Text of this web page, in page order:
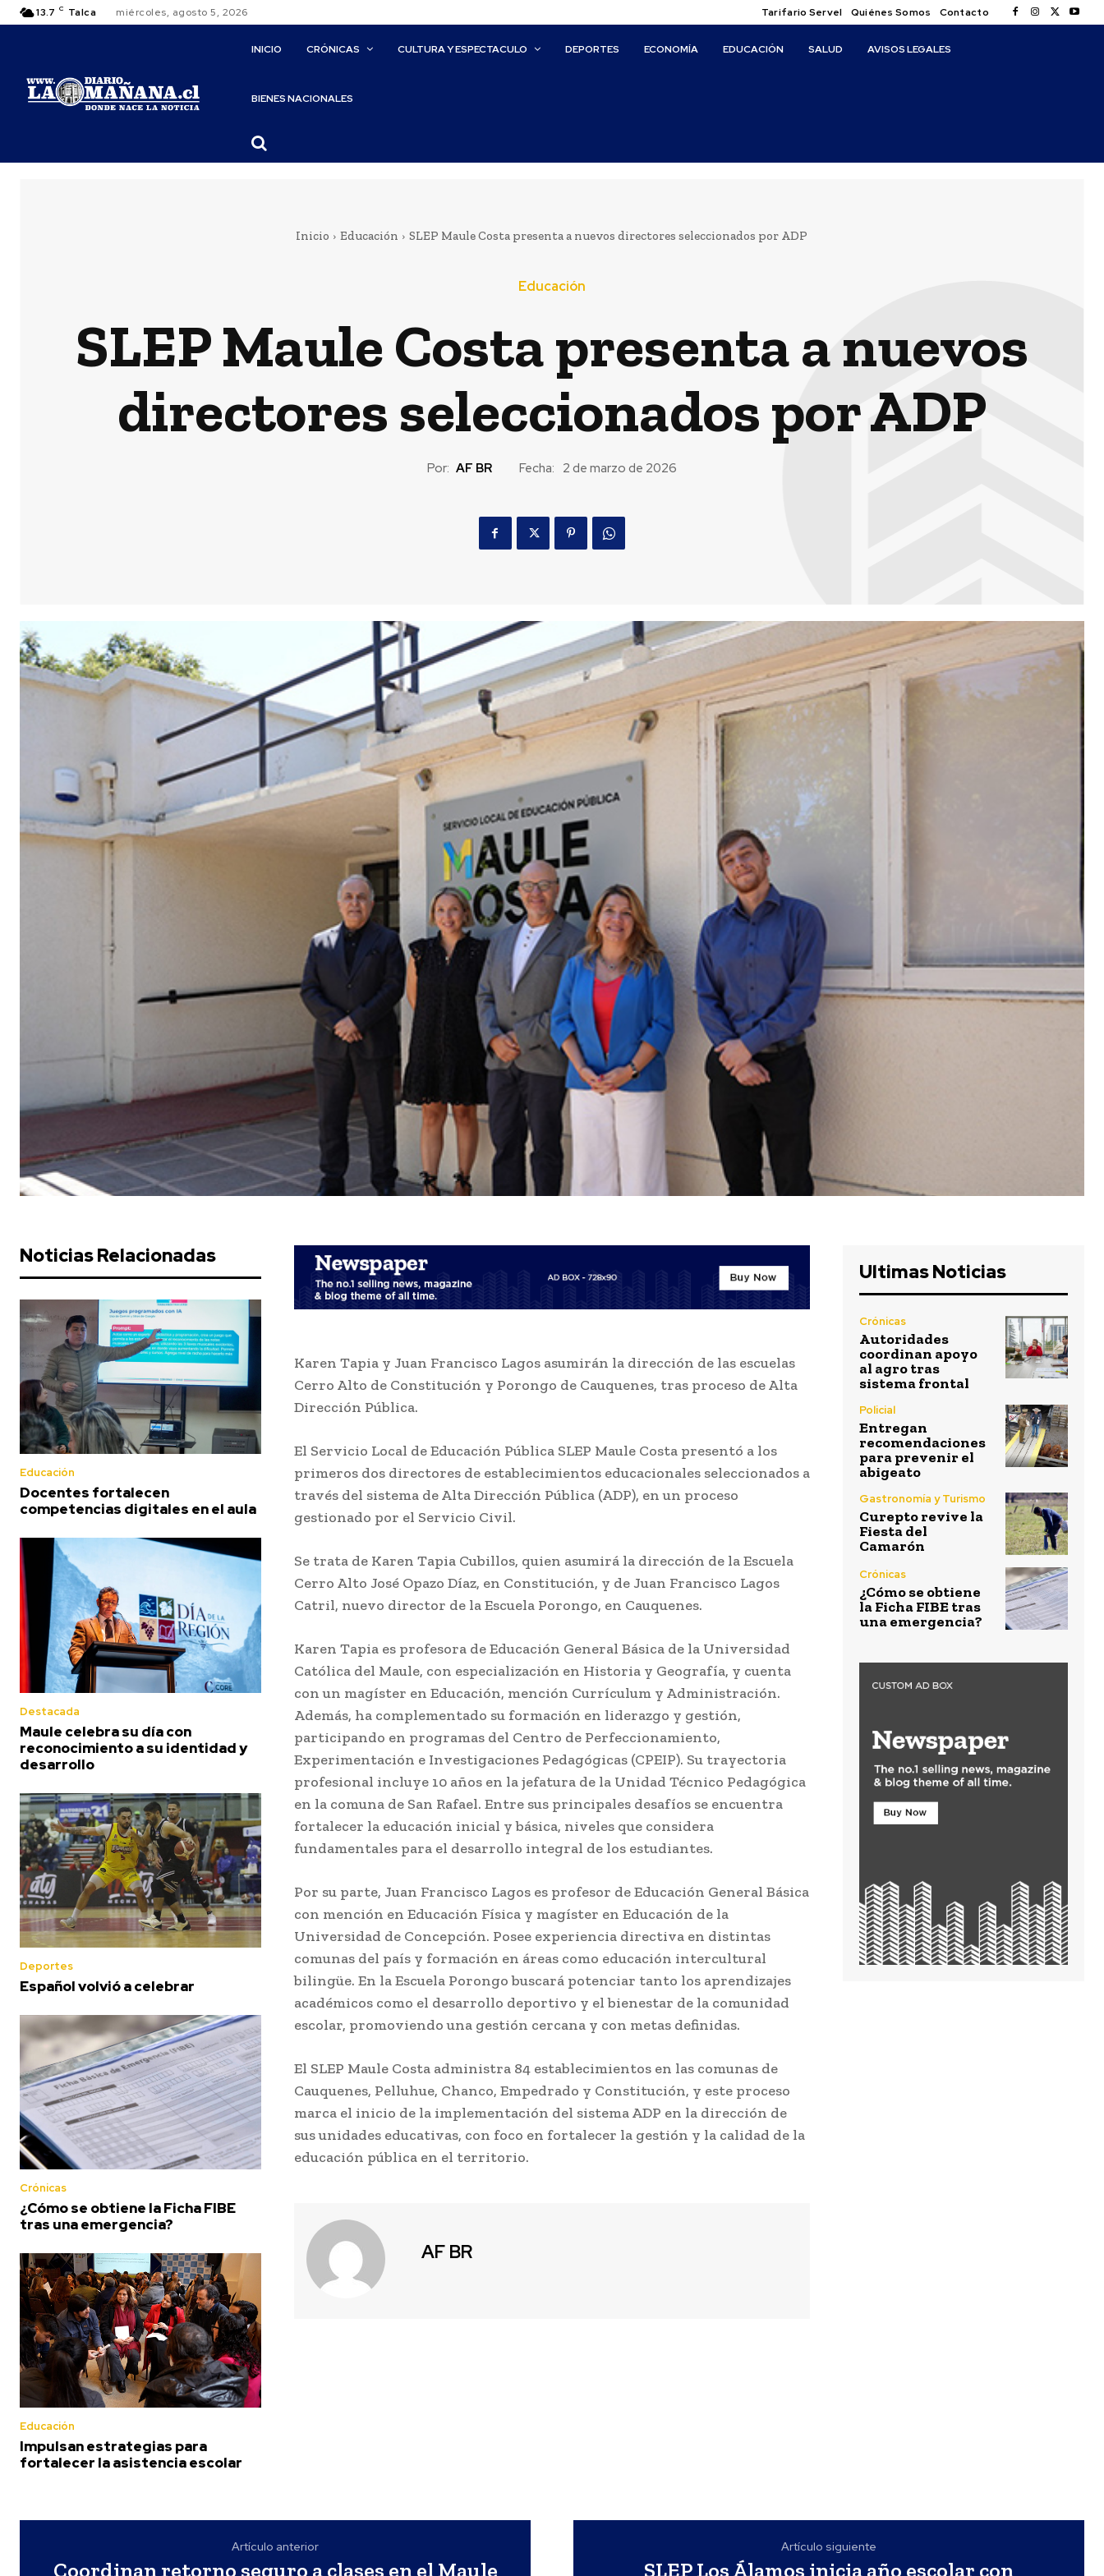
13.7 C Talca miércoles, agosto 5, 2026 Tarifario Servel Quiénes Somos Contacto
INICIO CRÓNICAS CULTURA Y ESPECTACULO DEPORTES ECONOMÍA EDUCACIÓN SALUD AVISOS LEGALES
BIENES NACIONALES
Inicio Educación SLEP Maule Costa presenta a nuevos directores seleccionados por ADP
Educación
SLEP Maule Costa presenta a nuevos
directores seleccionados por ADP
Por: AF BR Fecha: 2 de marzo de 2026
Noticias Relacionadas
Educación
Docentes fortalecen
competencias digitales en el aula
Destacada
Maule celebra su día con
reconocimiento a su identidad y
desarrollo
Deportes
Español volvió a celebrar
Crónicas
¿Cómo se obtiene la Ficha FIBE
tras una emergencia?
Educación
Impulsan estrategias para
fortalecer la asistencia escolar
Karen Tapia y Juan Francisco Lagos asumirán la dirección de las escuelas
Cerro Alto de Constitución y Porongo de Cauquenes, tras proceso de Alta
Dirección Pública.
El Servicio Local de Educación Pública SLEP Maule Costa presentó a los
primeros dos directores de establecimientos educacionales seleccionados a
través del sistema de Alta Dirección Pública (ADP), en un proceso
gestionado por el Servicio Civil.
Se trata de Karen Tapia Cubillos, quien asumirá la dirección de la Escuela
Cerro Alto José Opazo Díaz, en Constitución, y de Juan Francisco Lagos
Catril, nuevo director de la Escuela Porongo, en Cauquenes.
Karen Tapia es profesora de Educación General Básica de la Universidad
Católica del Maule, con especialización en Historia y Geografía, y cuenta
con un magíster en Educación, mención Currículum y Administración.
Además, ha complementado su formación en liderazgo y gestión,
participando en programas del Centro de Perfeccionamiento,
Experimentación e Investigaciones Pedagógicas (CPEIP). Su trayectoria
profesional incluye 10 años en la jefatura de la Unidad Técnico Pedagógica
en la comuna de San Rafael. Entre sus principales desafíos se encuentra
fortalecer la educación inicial y básica, niveles que considera
fundamentales para el desarrollo integral de los estudiantes.
Por su parte, Juan Francisco Lagos es profesor de Educación General Básica
con mención en Educación Física y magíster en Educación de la
Universidad de Concepción. Posee experiencia directiva en distintas
comunas del país y formación en áreas como educación intercultural
bilingüe. En la Escuela Porongo buscará potenciar tanto los aprendizajes
académicos como el desarrollo deportivo y el bienestar de la comunidad
escolar, promoviendo una gestión cercana y con metas definidas.
El SLEP Maule Costa administra 84 establecimientos en las comunas de
Cauquenes, Pelluhue, Chanco, Empedrado y Constitución, y este proceso
marca el inicio de la implementación del sistema ADP en la dirección de
sus unidades educativas, con foco en fortalecer la gestión y la calidad de la
educación pública en el territorio.
AF BR
Ultimas Noticias
Crónicas
Autoridades
coordinan apoyo
al agro tras
sistema frontal
Policial
Entregan
recomendaciones
para prevenir el
abigeato
Gastronomía y Turismo
Curepto revive la
Fiesta del
Camarón
Crónicas
¿Cómo se obtiene
la Ficha FIBE tras
una emergencia?
Artículo anterior
Coordinan retorno seguro a clases en el Maule
Artículo siguiente
SLEP Los Álamos inicia año escolar con